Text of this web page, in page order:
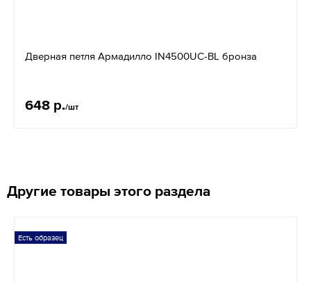
Дверная петля Армадилло IN4500UC-BL бронза
648 р./шт
Другие товары этого раздела
Есть образец